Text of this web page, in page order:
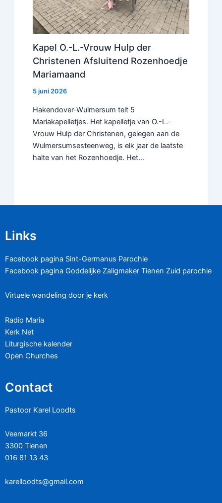
Kapel O.-L.-Vrouw Hulp der
Christenen Afsluitend Rozenhoedje
Mariamaand
5 juni 2026
Hakendover-Wulmersum telt 5
Mariakapelletjes. Het kapelletje van O.-L.-
Vrouw Hulp der Christenen, gelegen aan de
Wulmersumsesteenweg, is elk jaar de laatste
halte van het Rozenhoedje. Het…
Links
Facebook pagina Sint-Germanus Parochie
Facebook pagina Goddelijke Zaligmaker Tienen Zuid parochie
Virtuele wandeling door je kerk
Radio Maria
Kerk Net
Liturgische kalender
Open Churches
Contact
Pastoor Karel Loodts
Veemarkt 36
3300 Tienen
016 81 13 43
karelloodts@gmail.com